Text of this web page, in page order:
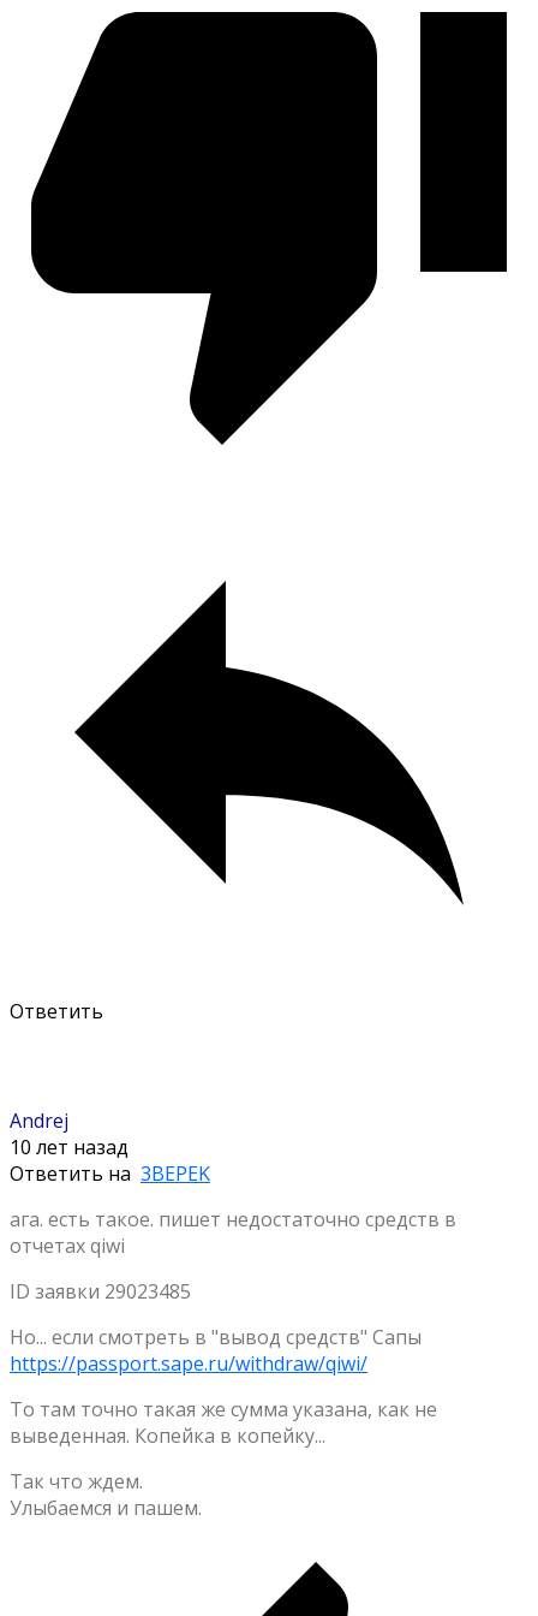
Ответить
Andrej
10 лет назад
Ответить на 3BEPEK
ага. есть такое. пишет недостаточно средств в
отчетах qiwi
ID заявки 29023485
Но... если смотреть в "вывод средств" Сапы
https://passport.sape.ru/withdraw/qiwi/
То там точно такая же сумма указана, как не
выведенная. Копейка в копейку...
Так что ждем.
Улыбаемся и пашем.